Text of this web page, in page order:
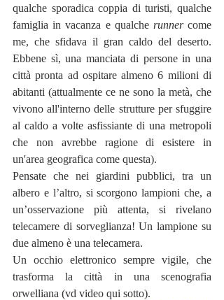
qualche sporadica coppia di turisti, qualche
famiglia in vacanza e qualche runner come
me, che sfidava il gran caldo del deserto.
Ebbene sì, una manciata di persone in una
città pronta ad ospitare almeno 6 milioni di
abitanti (attualmente ce ne sono la metà, che
vivono all'interno delle strutture per sfuggire
al caldo a volte asfissiante di una metropoli
che non avrebbe ragione di esistere in
un'area geografica come questa).
Pensate che nei giardini pubblici, tra un
albero e l’altro, si scorgono lampioni che, a
un’osservazione più attenta, si rivelano
telecamere di sorveglianza! Un lampione su
due almeno è una telecamera.
Un occhio elettronico sempre vigile, che
trasforma la città in una scenografia
orwelliana (vd video qui sotto).